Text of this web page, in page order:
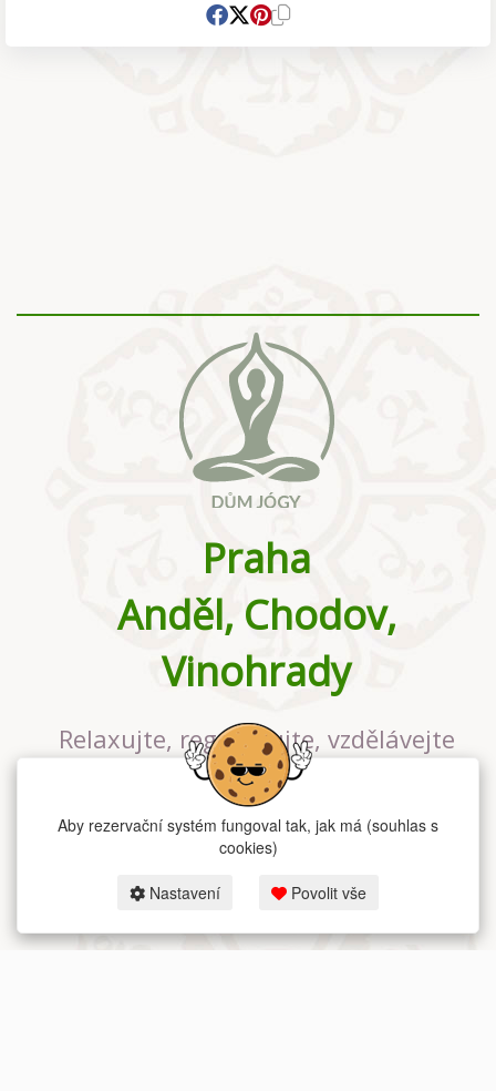
Praha
Anděl, Chodov,
Vinohrady
Relaxujte, regenerujte, vzdělávejte
se v největším jógovém studiu v
Praze
Aby rezervační systém fungoval tak, jak má (souhlas s
cookies)
Nastavení Povolit vše